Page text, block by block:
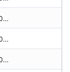
8,102 zł
8,102 zł
8,102 zł